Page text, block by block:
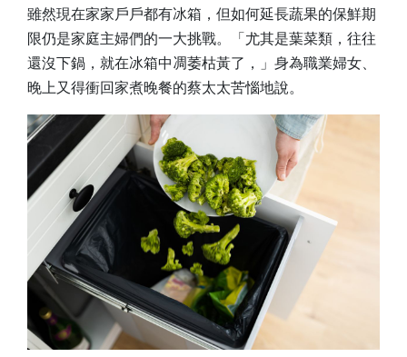
雖然現在家家戶戶都有冰箱，但如何延長蔬果的保鮮期
限仍是家庭主婦們的一大挑戰。「尤其是葉菜類，往往
還沒下鍋，就在冰箱中凋萎枯黃了，」身為職業婦女、
晚上又得衝回家煮晚餐的蔡太太苦惱地說。